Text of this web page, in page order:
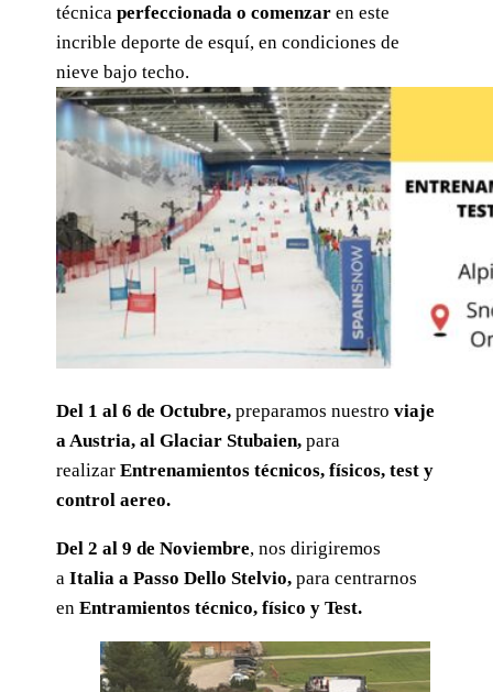
técnicaperfeccionada o comenzar en este
incrible deporte de esquí, en condiciones de
nieve bajo techo.
Del 1 al 6 de Octubre,preparamos nuestro viaje
a Austria, al Glaciar Stubaien, para
realizarEntrenamientos técnicos, físicos, test y
control aereo.
Del 2 al 9 de Noviembre, nos dirigiremos
aItalia a Passo Dello Stelvio, para centrarnos
enEntramientos técnico, físico y Test.